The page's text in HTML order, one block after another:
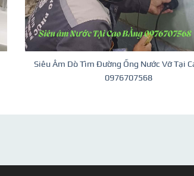
Siêu Âm Dò Tìm Đường Ống Nước Vỡ Tại
0976707568